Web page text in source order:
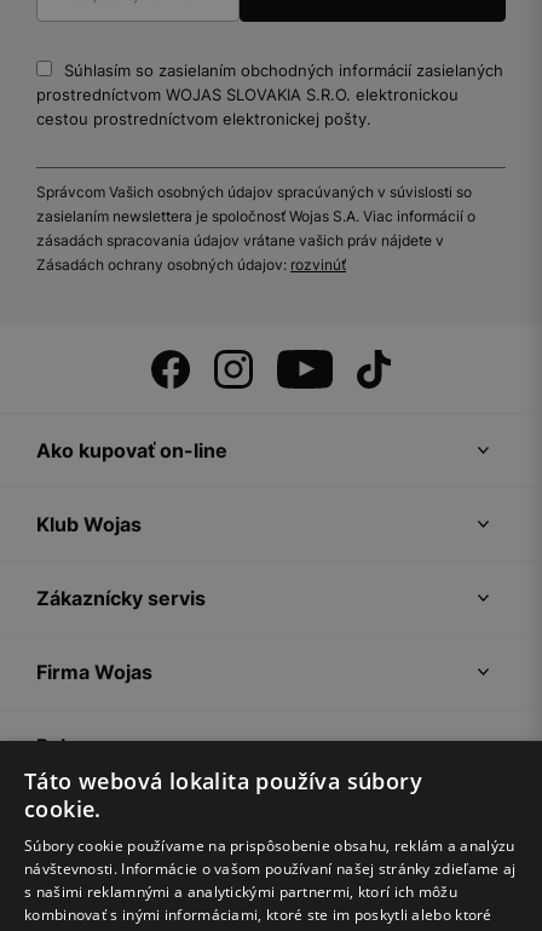
Súhlasím so zasielaním obchodných informácií zasielaných
prostredníctvom WOJAS SLOVAKIA S.R.O. elektronickou
cestou prostredníctvom elektronickej pošty.
Správcom Vašich osobných údajov spracúvaných v súvislosti so
zasielaním newslettera je spoločnosť Wojas S.A. Viac informácií o
zásadách spracovania údajov vrátane vašich práv nájdete v
Zásadách ochrany osobných údajov: rozvinúť
Ako kupovať on-line
Klub Wojas
Zákaznícky servis
Firma Wojas
Pokyny
Táto webová lokalita používa súbory
cookie.
Súbory cookie používame na prispôsobenie obsahu, reklám a analýzu
návštevnosti. Informácie o vašom používaní našej stránky zdieľame aj
s našimi reklamnými a analytickými partnermi, ktorí ich môžu
kombinovať s inými informáciami, ktoré ste im poskytli alebo ktoré